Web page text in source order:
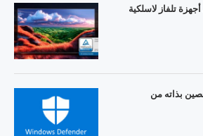
تلفاز لاسلكية
ويندوز 11 حصين بذاته من